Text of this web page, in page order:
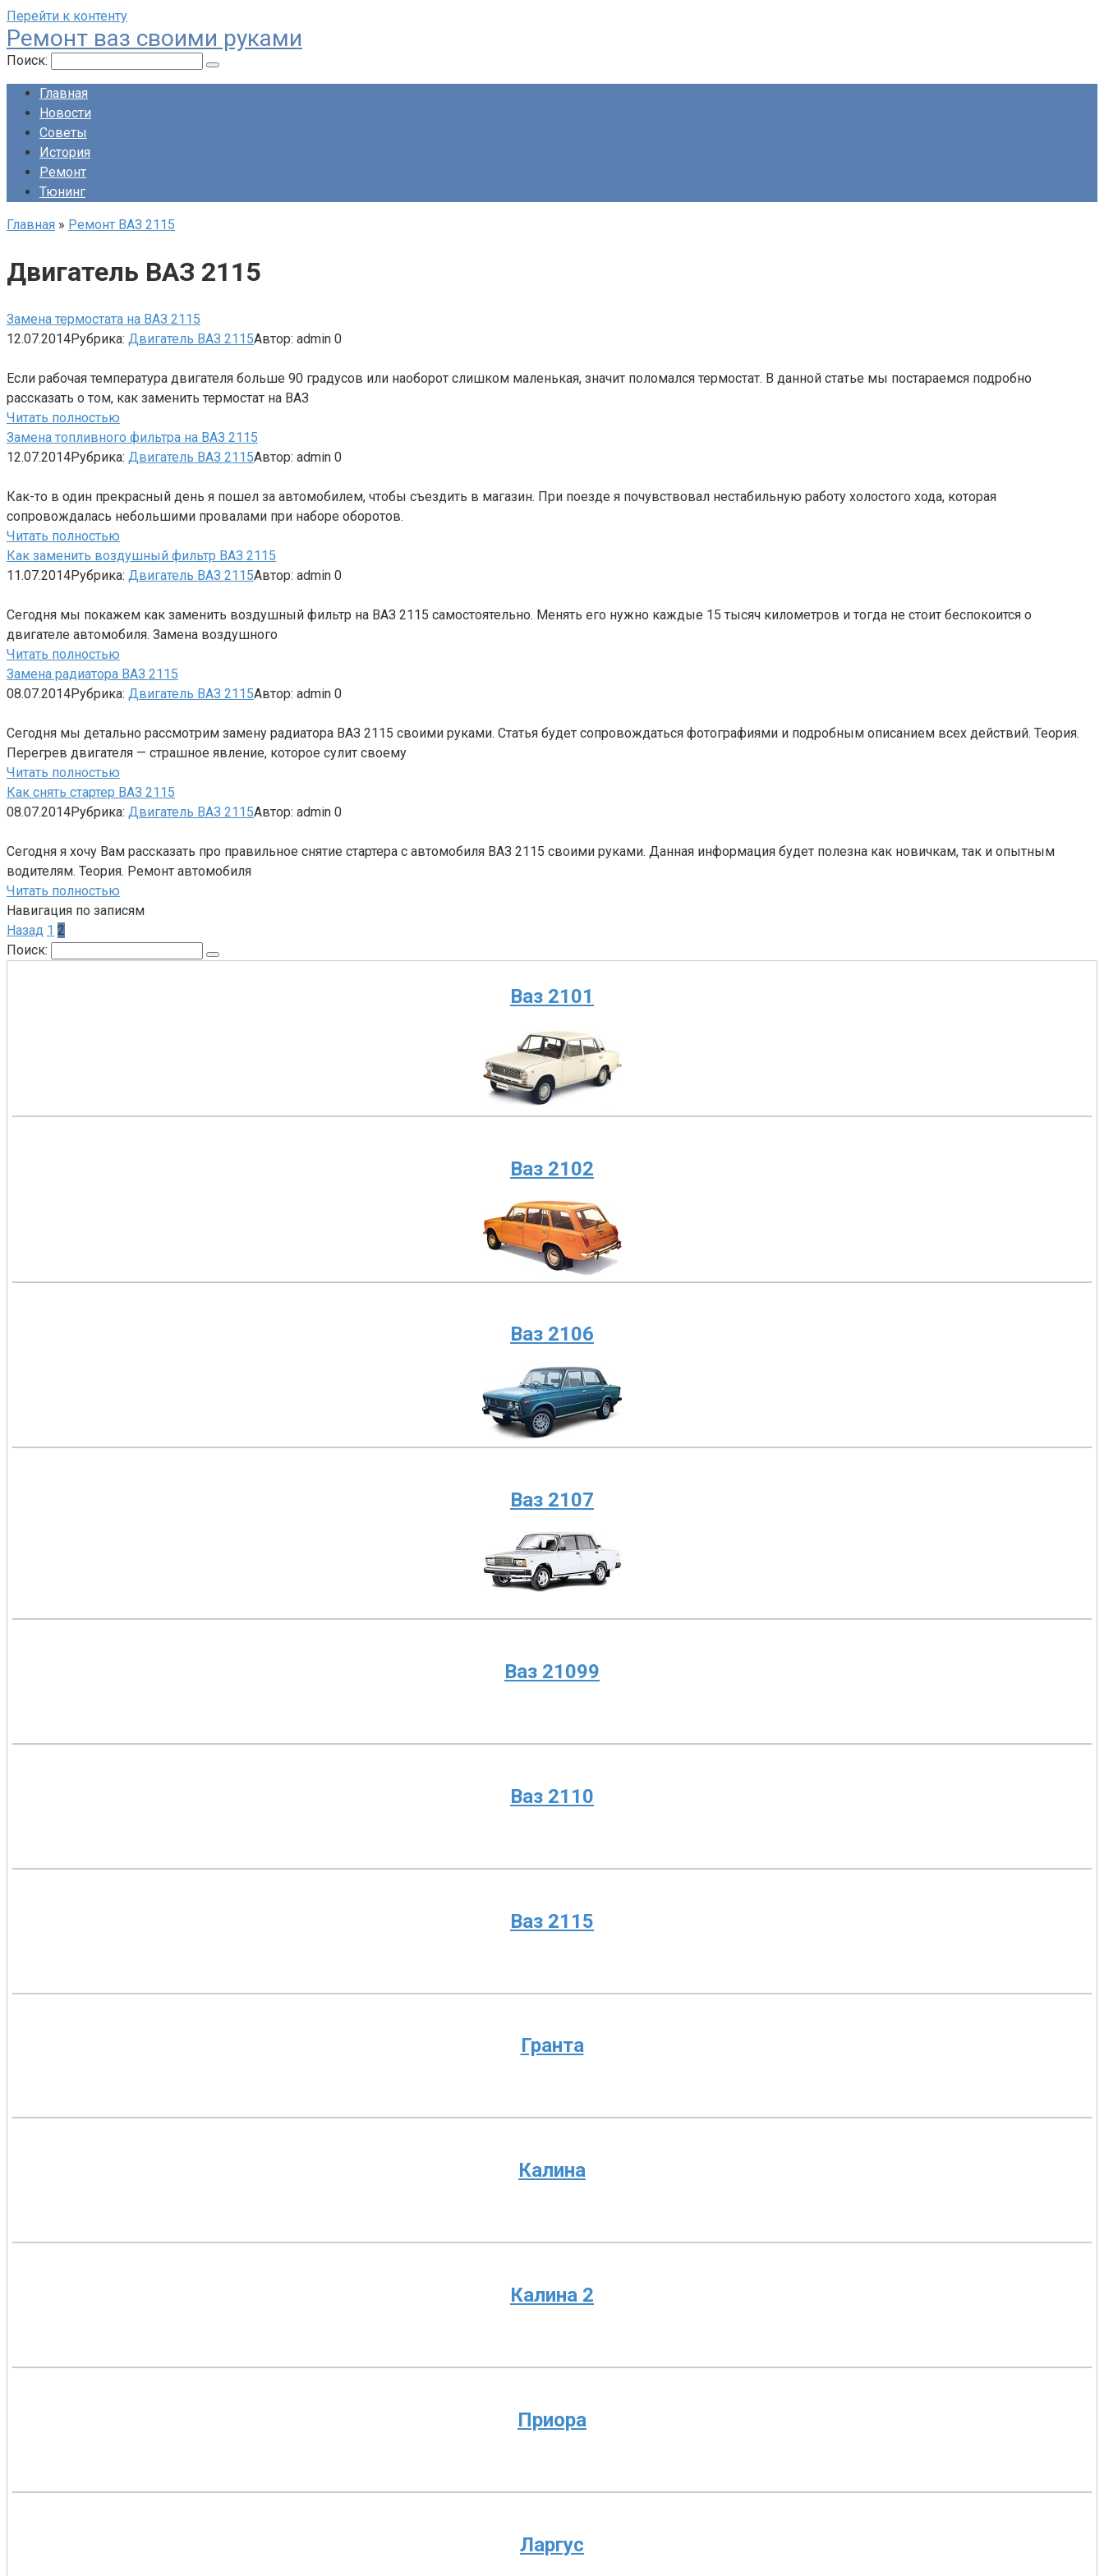
Перейти к контенту
Ремонт ваз своими руками
Поиск:
Главная
Новости
Советы
История
Ремонт
Тюнинг
Главная » Ремонт ВАЗ 2115
Двигатель ВАЗ 2115
Замена термостата на ВАЗ 2115
12.07.2014Рубрика: Двигатель ВАЗ 2115Автор: admin 0
Если рабочая температура двигателя больше 90 градусов или наоборот слишком маленькая, значит поломался термостат. В данной статье мы постараемся подробно
рассказать о том, как заменить термостат на ВАЗ
Читать полностью
Замена топливного фильтра на ВАЗ 2115
12.07.2014Рубрика: Двигатель ВАЗ 2115Автор: admin 0
Как-то в один прекрасный день я пошел за автомобилем, чтобы съездить в магазин. При поезде я почувствовал нестабильную работу холостого хода, которая
сопровождалась небольшими провалами при наборе оборотов.
Читать полностью
Как заменить воздушный фильтр ВАЗ 2115
11.07.2014Рубрика: Двигатель ВАЗ 2115Автор: admin 0
Сегодня мы покажем как заменить воздушный фильтр на ВАЗ 2115 самостоятельно. Менять его нужно каждые 15 тысяч километров и тогда не стоит беспокоится о
двигателе автомобиля. Замена воздушного
Читать полностью
Замена радиатора ВАЗ 2115
08.07.2014Рубрика: Двигатель ВАЗ 2115Автор: admin 0
Сегодня мы детально рассмотрим замену радиатора ВАЗ 2115 своими руками. Статья будет сопровождаться фотографиями и подробным описанием всех действий. Теория.
Перегрев двигателя — страшное явление, которое сулит своему
Читать полностью
Как снять стартер ВАЗ 2115
08.07.2014Рубрика: Двигатель ВАЗ 2115Автор: admin 0
Сегодня я хочу Вам рассказать про правильное снятие стартера с автомобиля ВАЗ 2115 своими руками. Данная информация будет полезна как новичкам, так и опытным
водителям. Теория. Ремонт автомобиля
Читать полностью
Навигация по записям
Назад 1 2
Поиск:
Ваз 2101
Ваз 2102
Ваз 2106
Ваз 2107
Ваз 21099
Ваз 2110
Ваз 2115
Гранта
Калина
Калина 2
Приора
Ларгус